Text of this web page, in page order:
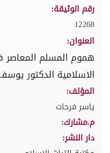
رقم الوثيقة:
12268
العنوان:
هموم المسلم المعاصر
الاسلامية الدكتور
المؤلف:
ياسر فرحات
م.مشارك:
دار النشر: